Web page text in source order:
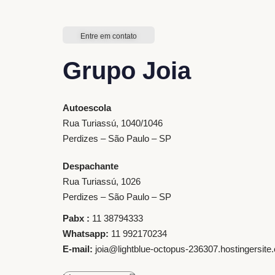
Entre em contato
Grupo Joia
Autoescola
Rua Turiassú, 1040/1046
Perdizes – São Paulo – SP
Despachante
Rua Turiassú, 1026
Perdizes – São Paulo – SP
Pabx : 11 38794333
Whatsapp: 11 992170234
E-mail: joia@lightblue-octopus-